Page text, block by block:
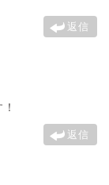
返信
返信